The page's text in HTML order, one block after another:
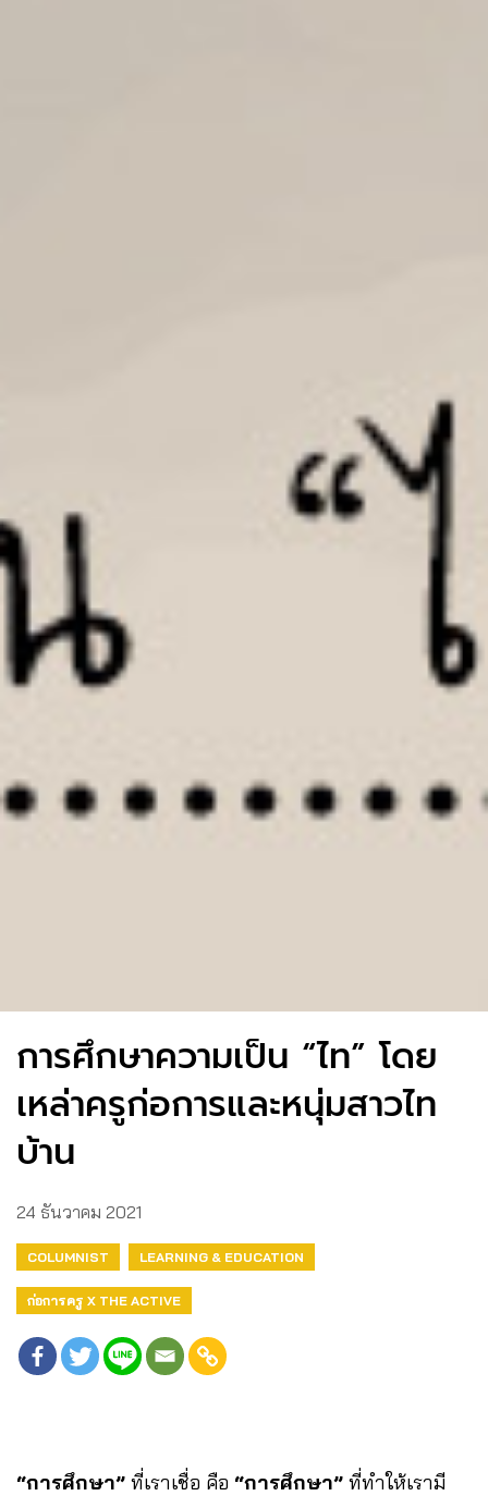
การศึกษาความเป็น “ไท” โดย
เหล่าครูก่อการและหนุ่มสาวไท
บ้าน
24 ธันวาคม 2021
COLUMNIST LEARNING & EDUCATION
ก่อการครู X THE ACTIVE
“การศึกษา” ที่เราเชื่อ คือ “การศึกษา” ที่ทำให้เรามี